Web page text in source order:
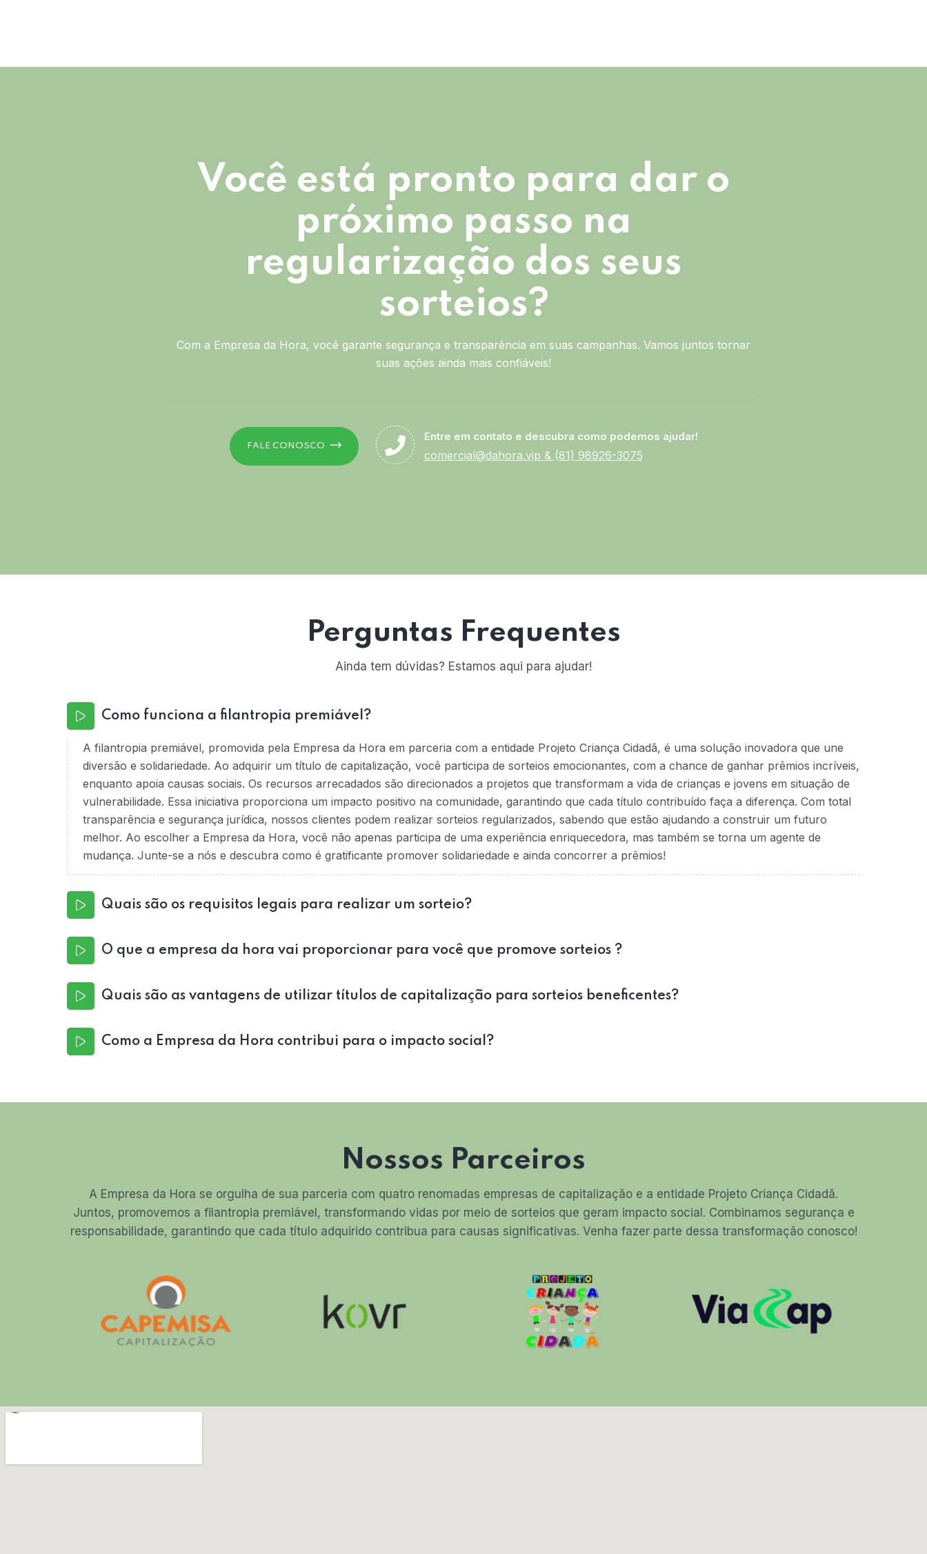
Você está pronto para dar o
próximo passo na
regularização dos seus
sorteios?
Com a Empresa da Hora, você garante segurança e transparência em suas campanhas. Vamos juntos tornar
suas ações ainda mais confiáveis!
FALE CONOSCO
Entre em contato e descubra como podemos ajudar!
comercial@dahora.vip & (81) 98926-3075
Perguntas Frequentes
Ainda tem dúvidas? Estamos aqui para ajudar!
Como funciona a filantropia premiável?
A filantropia premiável, promovida pela Empresa da Hora em parceria com a entidade Projeto Criança Cidadã, é uma solução inovadora que une
diversão e solidariedade. Ao adquirir um título de capitalização, você participa de sorteios emocionantes, com a chance de ganhar prêmios incríveis,
enquanto apoia causas sociais. Os recursos arrecadados são direcionados a projetos que transformam a vida de crianças e jovens em situação de
vulnerabilidade. Essa iniciativa proporciona um impacto positivo na comunidade, garantindo que cada título contribuído faça a diferença. Com total
transparência e segurança jurídica, nossos clientes podem realizar sorteios regularizados, sabendo que estão ajudando a construir um futuro
melhor. Ao escolher a Empresa da Hora, você não apenas participa de uma experiência enriquecedora, mas também se torna um agente de
mudança. Junte-se a nós e descubra como é gratificante promover solidariedade e ainda concorrer a prêmios!
Quais são os requisitos legais para realizar um sorteio?
O que a empresa da hora vai proporcionar para você que promove sorteios ?
Quais são as vantagens de utilizar títulos de capitalização para sorteios beneficentes?
Como a Empresa da Hora contribui para o impacto social?
Nossos Parceiros
A Empresa da Hora se orgulha de sua parceria com quatro renomadas empresas de capitalização e a entidade Projeto Criança Cidadã.
Juntos, promovemos a filantropia premiável, transformando vidas por meio de sorteios que geram impacto social. Combinamos segurança e
responsabilidade, garantindo que cada título adquirido contribua para causas significativas. Venha fazer parte dessa transformação conosco!